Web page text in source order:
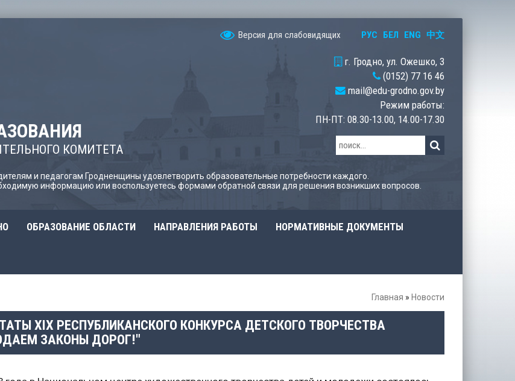
Версия для слабовидящих РУС БЕЛ ENG 中文
КОМИТЕТА
г. Гродно, ул. Ожешко, 3
(0152) 77 16 46
mail@edu-grodno.gov.by
Режим работы:
ПН-ПТ: 08.30-13.00, 14.00-17.30
и педагогам Гродненщины удовлетворить образовательные потребности каждого.
информацию или воспользуетесь формами обратной связи для решения возникших вопросов.
ОБРАЗОВАНИЕ ОБЛАСТИ НАПРАВЛЕНИЯ РАБОТЫ НОРМАТИВНЫЕ ДОКУМЕНТЫ
Главная » Новости
XIX РЕСПУБЛИКАНСКОГО КОНКУРСА ДЕТСКОГО ТВОРЧЕСТВА
ЗАКОНЫ ДОРОГ!"